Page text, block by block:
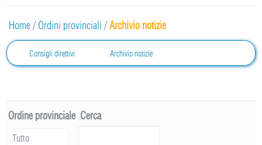
Home/ Ordini provinciali /Archivio notizie
Consigli direttivi Archivio notizie
Ordine provinciale
Tutto
Cerca